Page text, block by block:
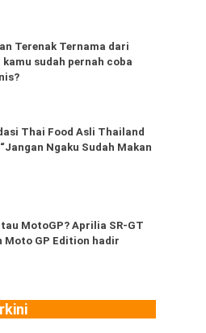
Terenak Ternama dari
sudah pernah coba
Thai Food Asli Thailand
Ngaku Sudah Makan
MotoGP? Aprilia SR-GT
Moto GP Edition hadir